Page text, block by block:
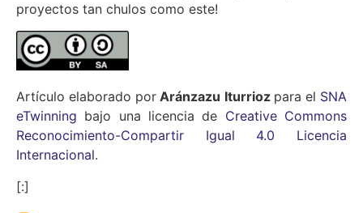
proyectos tan chulos como este!
Artículo elaborado por Aránzazu Iturrioz para el SNA
eTwinning bajo una licencia de Creative Commons
Reconocimiento-Compartir Igual 4.0 Licencia
Internacional.
[:]